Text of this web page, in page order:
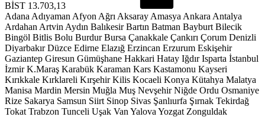
BİST 13.703,13
Adana Adıyaman Afyon Ağrı Aksaray Amasya Ankara Antalya
Ardahan Artvin Aydın Balıkesir Bartın Batman Bayburt Bilecik
Bingöl Bitlis Bolu Burdur Bursa Çanakkale Çankırı Çorum Denizli
Diyarbakır Düzce Edirne Elazığ Erzincan Erzurum Eskişehir
Gaziantep Giresun Gümüşhane Hakkari Hatay Iğdır Isparta İstanbul
İzmir K.Maraş Karabük Karaman Kars Kastamonu Kayseri
Kırıkkale Kırklareli Kırşehir Kilis Kocaeli Konya Kütahya Malatya
Manisa Mardin Mersin Muğla Muş Nevşehir Niğde Ordu Osmaniye
Rize Sakarya Samsun Siirt Sinop Sivas Şanlıurfa Şırnak Tekirdağ
Tokat Trabzon Tunceli Uşak Van Yalova Yozgat Zonguldak